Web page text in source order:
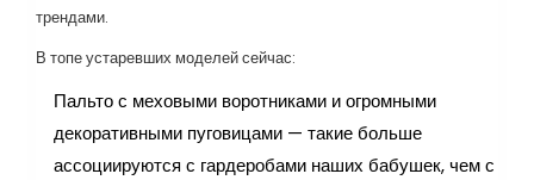
трендами.
В топе устаревших моделей сейчас:
Пальто с меховыми воротниками и огромными
декоративными пуговицами — такие больше
ассоциируются с гардеробами наших бабушек, чем с